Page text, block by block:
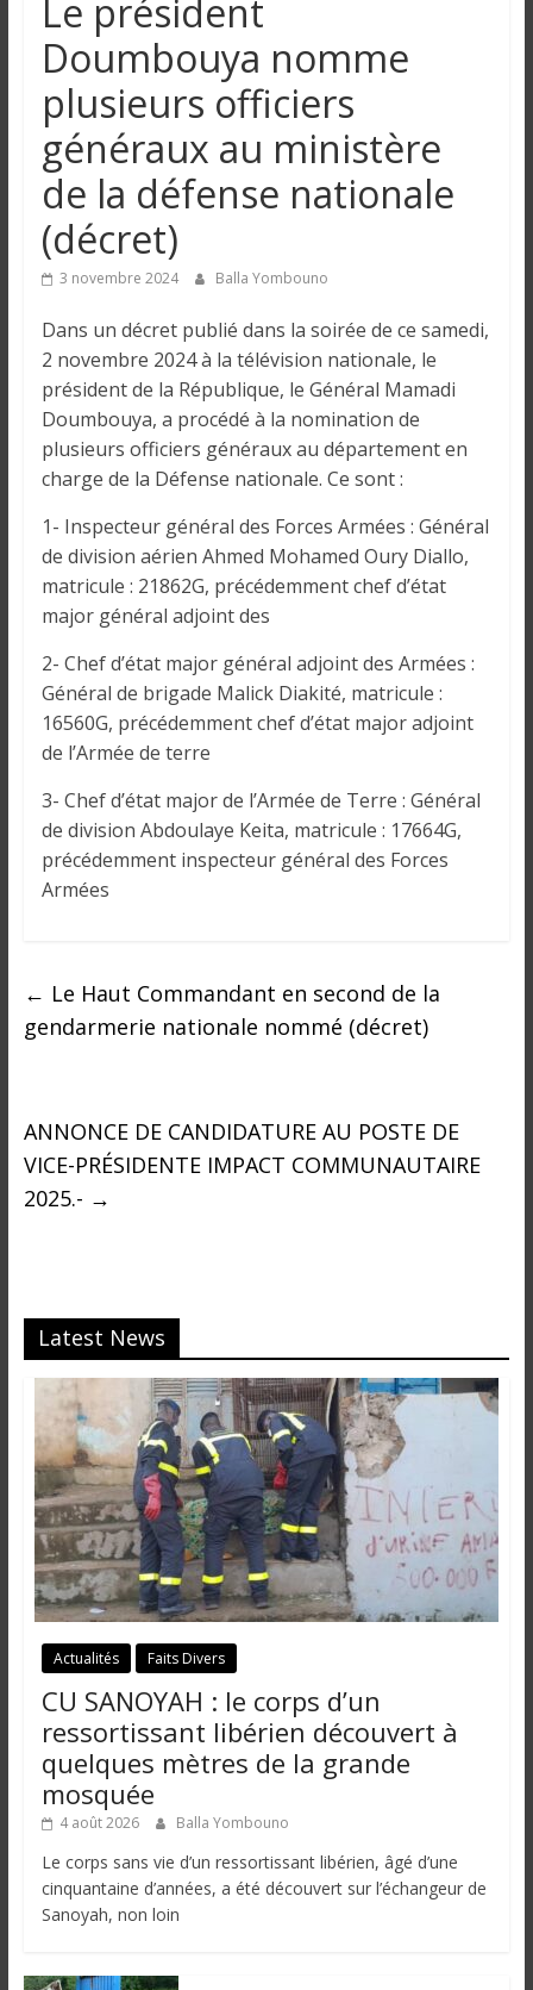
n
g
u
e
a
G
é
e
e
l
Le président
Doumbouya nomme
plusieurs officiers
généraux au ministère
de la défense nationale
(décret)
3 novembre 2024 Balla Yombouno
Dans un décret publié dans la soirée de ce samedi,
2 novembre 2024 à la télévision nationale, le
président de la République, le Général Mamadi
Doumbouya, a procédé à la nomination de
plusieurs officiers généraux au département en
charge de la Défense nationale. Ce sont :
1- Inspecteur général des Forces Armées : Général
de division aérien Ahmed Mohamed Oury Diallo,
matricule : 21862G, précédemment chef d’état
major général adjoint des
2- Chef d’état major général adjoint des Armées :
Général de brigade Malick Diakité, matricule :
16560G, précédemment chef d’état major adjoint
de l’Armée de terre
3- Chef d’état major de l’Armée de Terre : Général
de division Abdoulaye Keita, matricule : 17664G,
précédemment inspecteur général des Forces
Armées
← Le Haut Commandant en second de la
gendarmerie nationale nommé (décret)
ANNONCE DE CANDIDATURE AU POSTE DE
VICE-PRÉSIDENTE IMPACT COMMUNAUTAIRE
2025.- →
Latest News
Actualités Faits Divers
CU SANOYAH : le corps d’un
ressortissant libérien découvert à
quelques mètres de la grande
mosquée
4 août 2026 Balla Yombouno
Le corps sans vie d’un ressortissant libérien, âgé d’une
cinquantaine d’années, a été découvert sur l’échangeur de
Sanoyah, non loin